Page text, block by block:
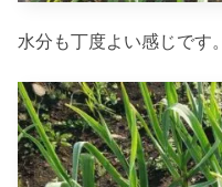
水分も丁度よい感じです。